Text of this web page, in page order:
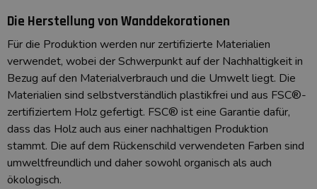
Die Herstellung von Wanddekorationen
Für die Produktion werden nur zertifizierte Materialien
verwendet, wobei der Schwerpunkt auf der Nachhaltigkeit in
Bezug auf den Materialverbrauch und die Umwelt liegt. Die
Materialien sind selbstverständlich plastikfrei und aus FSC®-
zertifiziertem Holz gefertigt. FSC® ist eine Garantie dafür,
dass das Holz auch aus einer nachhaltigen Produktion
stammt. Die auf dem Rückenschild verwendeten Farben sind
umweltfreundlich und daher sowohl organisch als auch
ökologisch.